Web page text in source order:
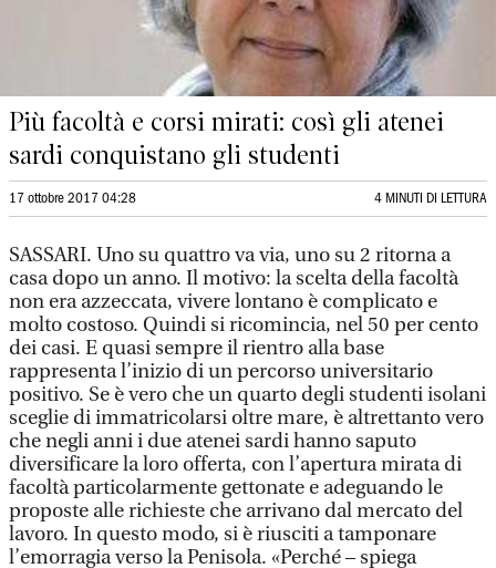
Più facoltà e corsi mirati: così gli atenei
sardi conquistano gli studenti
17 ottobre 2017 04:28 4 MINUTI DI LETTURA
SASSARI. Uno su quattro va via, uno su 2 ritorna a
casa dopo un anno. Il motivo: la scelta della facoltà
non era azzeccata, vivere lontano è complicato e
molto costoso. Quindi si ricomincia, nel 50 per cento
dei casi. E quasi sempre il rientro alla base
rappresenta l’inizio di un percorso universitario
positivo. Se è vero che un quarto degli studenti isolani
sceglie di immatricolarsi oltre mare, è altrettanto vero
che negli anni i due atenei sardi hanno saputo
diversificare la loro offerta, con l’apertura mirata di
facoltà particolarmente gettonate e adeguando le
proposte alle richieste che arrivano dal mercato del
lavoro. In questo modo, si è riusciti a tamponare
l’emorragia verso la Penisola. «Perché – spiega